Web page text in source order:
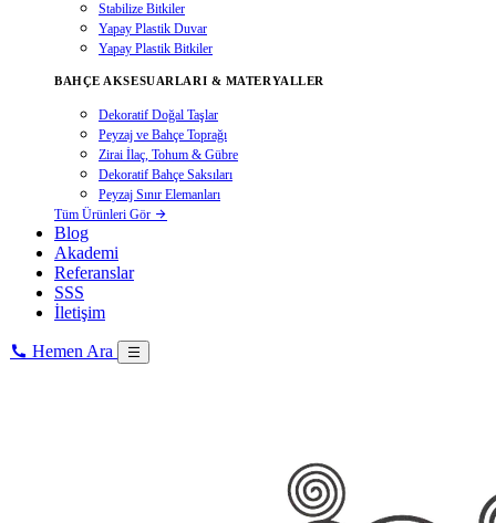
Stabilize Bitkiler
Yapay Plastik Duvar
Yapay Plastik Bitkiler
BAHÇE AKSESUARLARI & MATERYALLER
Dekoratif Doğal Taşlar
Peyzaj ve Bahçe Toprağı
Zirai İlaç, Tohum & Gübre
Dekoratif Bahçe Saksıları
Peyzaj Sınır Elemanları
Tüm Ürünleri Gör
Blog
Akademi
Referanslar
SSS
İletişim
Hemen Ara